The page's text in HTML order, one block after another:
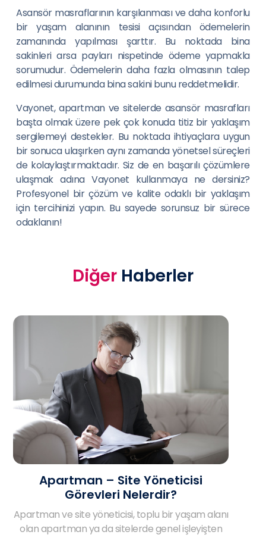
Asansör masraflarının karşılanması ve daha konforlu
bir yaşam alanının tesisi açısından ödemelerin
zamanında yapılması şarttır. Bu noktada bina
sakinleri arsa payları nispetinde ödeme yapmakla
sorumudur. Ödemelerin daha fazla olmasının talep
edilmesi durumunda bina sakini bunu reddetmelidir.
Vayonet, apartman ve sitelerde asansör masrafları
başta olmak üzere pek çok konuda titiz bir yaklaşım
sergilemeyi destekler. Bu noktada ihtiyaçlara uygun
bir sonuca ulaşırken aynı zamanda yönetsel süreçleri
de kolaylaştırmaktadır. Siz de en başarılı çözümlere
ulaşmak adına Vayonet kullanmaya ne dersiniz?
Profesyonel bir çözüm ve kalite odaklı bir yaklaşım
için tercihinizi yapın. Bu sayede sorunsuz bir sürece
odaklanın!
Diğer Haberler
Apartman – Site Yöneticisi
Görevleri Nelerdir?
Apartman ve site yöneticisi, toplu bir yaşam alanı
olan apartman ya da sitelerde genel işleyişten